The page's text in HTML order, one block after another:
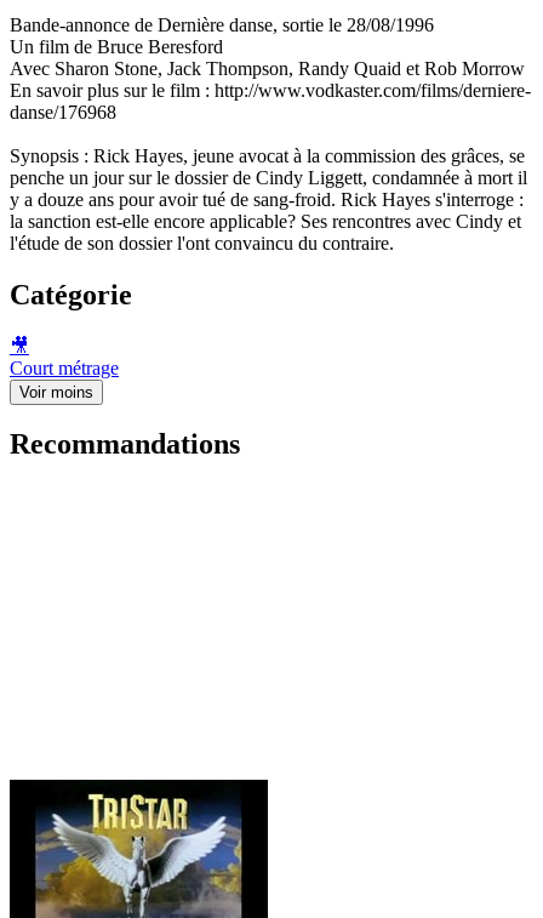
Bande-annonce de Dernière danse, sortie le 28/08/1996
Un film de Bruce Beresford
Avec Sharon Stone, Jack Thompson, Randy Quaid et Rob Morrow
En savoir plus sur le film : http://www.vodkaster.com/films/derniere-
danse/176968
Synopsis : Rick Hayes, jeune avocat à la commission des grâces, se
penche un jour sur le dossier de Cindy Liggett, condamnée à mort il
y a douze ans pour avoir tué de sang-froid. Rick Hayes s'interroge :
la sanction est-elle encore applicable? Ses rencontres avec Cindy et
l'étude de son dossier l'ont convaincu du contraire.
Catégorie
🎥
Court métrage
Voir moins
Recommandations